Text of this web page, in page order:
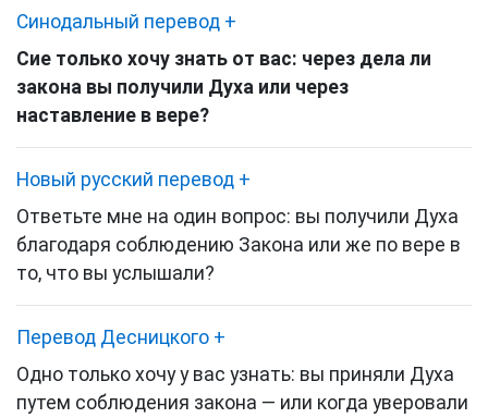
Синодальный перевод +
Сие только хочу знать от вас: через дела ли
закона вы получили Духа или через
наставление в вере?
Новый русский перевод +
Ответьте мне на один вопрос: вы получили Духа
благодаря соблюдению Закона или же по вере в
то, что вы услышали?
Перевод Десницкого +
Одно только хочу у вас узнать: вы приняли Духа
путем соблюдения закона — или когда уверовали